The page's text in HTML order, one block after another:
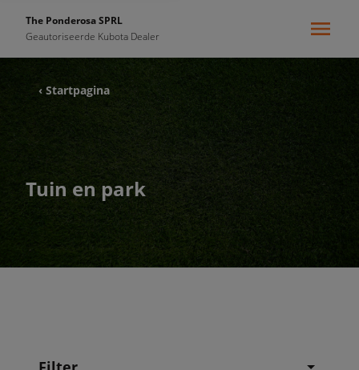
The Ponderosa SPRL
Geautoriseerde Kubota Dealer
‹ Startpagina
Tuin en park